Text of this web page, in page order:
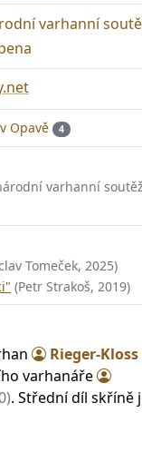
varhanní
Opavě 4
varhanní
Tomeček, 2025)
(Petr Strakoš, 2019)
Rieger-Kloss
varhanáře
. Střední díl skříně